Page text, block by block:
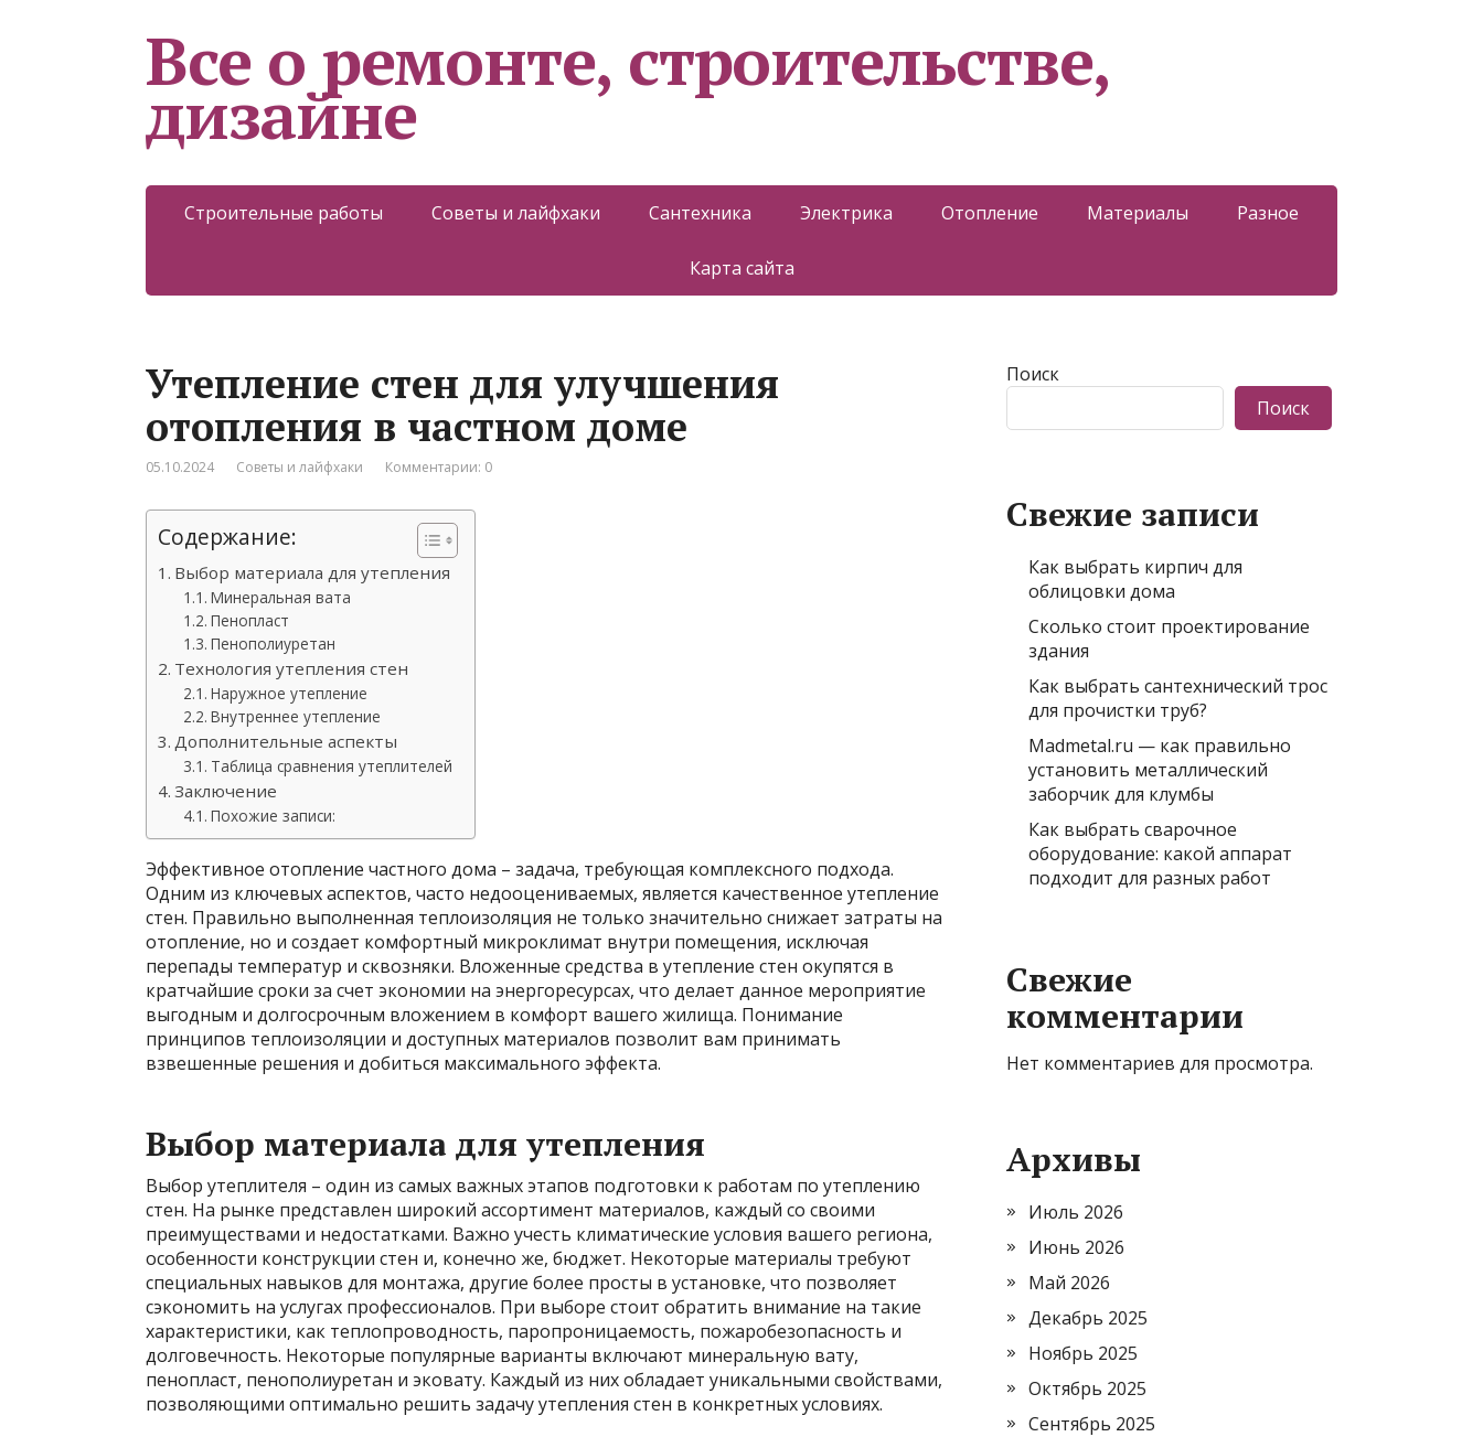
Все о ремонте, строительстве,
дизайне
Строительные работы Советы и лайфхаки Сантехника Электрика Отопление Материалы Разное
Карта сайта
Утепление стен для улучшения
отопления в частном доме
05.10.2024 Советы и лайфхаки Комментарии: 0
Содержание:
Выбор материала для утепления
Минеральная вата
Пенопласт
Пенополиуретан
Технология утепления стен
Наружное утепление
Внутреннее утепление
Дополнительные аспекты
Таблица сравнения утеплителей
Заключение
Похожие записи:
Эффективное отопление частного дома – задача, требующая комплексного подхода.
Одним из ключевых аспектов, часто недооцениваемых, является качественное утепление
стен. Правильно выполненная теплоизоляция не только значительно снижает затраты на
отопление, но и создает комфортный микроклимат внутри помещения, исключая
перепады температур и сквозняки. Вложенные средства в утепление стен окупятся в
кратчайшие сроки за счет экономии на энергоресурсах, что делает данное мероприятие
выгодным и долгосрочным вложением в комфорт вашего жилища. Понимание
принципов теплоизоляции и доступных материалов позволит вам принимать
взвешенные решения и добиться максимального эффекта.
Выбор материала для утепления
Выбор утеплителя – один из самых важных этапов подготовки к работам по утеплению
стен. На рынке представлен широкий ассортимент материалов, каждый со своими
преимуществами и недостатками. Важно учесть климатические условия вашего региона,
особенности конструкции стен и, конечно же, бюджет. Некоторые материалы требуют
специальных навыков для монтажа, другие более просты в установке, что позволяет
сэкономить на услугах профессионалов. При выборе стоит обратить внимание на такие
характеристики, как теплопроводность, паропроницаемость, пожаробезопасность и
долговечность. Некоторые популярные варианты включают минеральную вату,
пенопласт, пенополиуретан и эковату. Каждый из них обладает уникальными свойствами,
позволяющими оптимально решить задачу утепления стен в конкретных условиях.
Поиск
Поиск
Свежие записи
Как выбрать кирпич для
облицовки дома
Сколько стоит проектирование
здания
Как выбрать сантехнический трос
для прочистки труб?
Madmetal.ru — как правильно
установить металлический
заборчик для клумбы
Как выбрать сварочное
оборудование: какой аппарат
подходит для разных работ
Свежие
комментарии
Нет комментариев для просмотра.
Архивы
Июль 2026
Июнь 2026
Май 2026
Декабрь 2025
Ноябрь 2025
Октябрь 2025
Сентябрь 2025